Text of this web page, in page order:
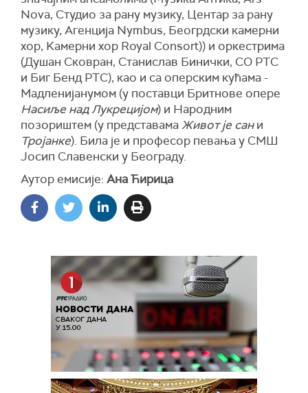
Nova, Студио за рану музику, Центар за рану
музику, Агенција Nymbus, Беогрдски камерни
хор, Kамерни хор Royal Consort)) и оркестрима
(Душан Сковран, Станислав Бинички, СО РТС
и Биг Бенд РТС), као и са оперским кућама -
Мадленијанумом (у поставци Бритнове опере
Насиље над Лукрецијом) и Народним
позориштем (у представамаЖивот је сани
Тројанке). Била је и професор певања у СМШ
Јосип Славенски у Београду.
Аутор емисије: Ана Ћирица